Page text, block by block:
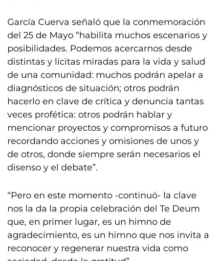
García Cuerva señaló que la conmemoración
del 25 de Mayo “habilita muchos escenarios y
posibilidades. Podemos acercarnos desde
distintas y lícitas miradas para la vida y salud
de una comunidad: muchos podrán apelar a
diagnósticos de situación; otros podrán
hacerlo en clave de crítica y denuncia tantas
veces profética: otros podrán hablar y
mencionar proyectos y compromisos a futuro
recordando acciones y omisiones de unos y
de otros, donde siempre serán necesarios el
disenso y el debate”.
“Pero en este momento -continuó- la clave
nos la da la propia celebración del Te Deum
que, en primer lugar, es un himno de
agradecimiento, es un himno que nos invita a
reconocer y regenerar nuestra vida como